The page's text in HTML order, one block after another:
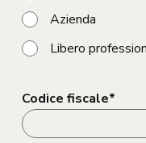
Azienda
Libero
Codice fiscale*